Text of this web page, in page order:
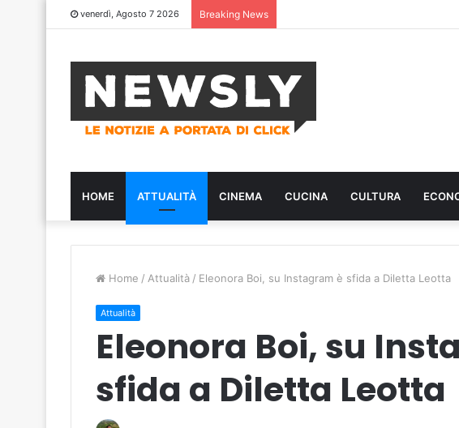
venerdì, Agosto 7 2026 Breaking News
HOME ATTUALITÀ CINEMA CUCINA CULTURA
Home / Attualità / Eleonora Boi, su Instagram è sfida a Diletta Leotta
Attualità
Eleonora Boi, su
sfida a Diletta Leotta